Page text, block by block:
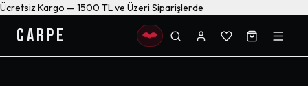
Ücretsiz Kargo — 1500 TL ve Üzeri Siparişlerde
CARPE